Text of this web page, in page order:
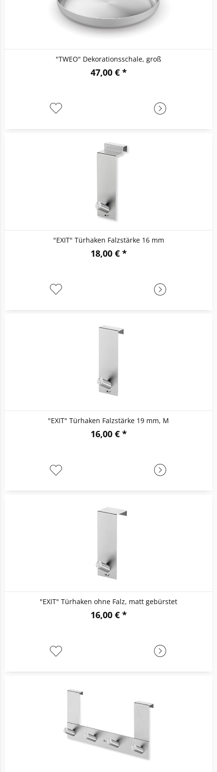
"TWEO" Dekorationsschale, groß
47,00 € *
"EXIT" Türhaken Falzstärke 16 mm
18,00 € *
"EXIT" Türhaken Falzstärke 19 mm, M
16,00 € *
"EXIT" Türhaken ohne Falz, matt gebürstet
16,00 € *